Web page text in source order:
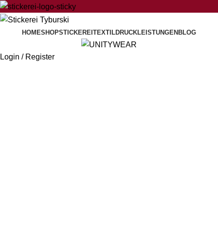
HOMESHOPSTICKEREITEXTILDRUCKLEISTUNGENBLOG
Login / Register